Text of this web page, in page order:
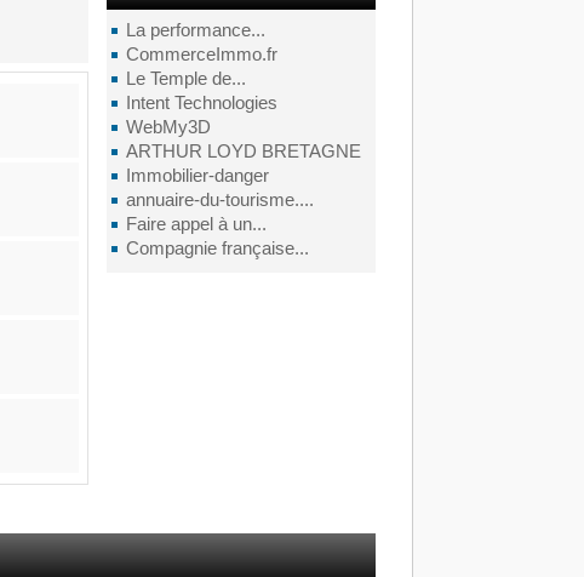
La performance...
CommerceImmo.fr
Le Temple de...
Intent Technologies
WebMy3D
ARTHUR LOYD BRETAGNE
Immobilier-danger
annuaire-du-tourisme....
Faire appel à un...
Compagnie française...